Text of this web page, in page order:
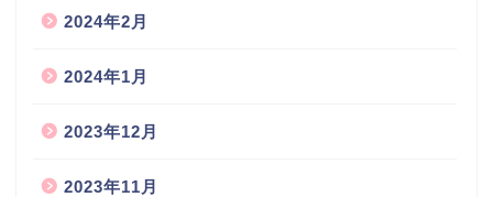
2024年2月
2024年1月
2023年12月
2023年11月